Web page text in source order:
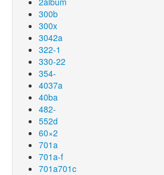
300b
300x
3042a
322-1
330-22
354-
4037a
40ba
482-
552d
60×2
701a
701a-f
701a701c